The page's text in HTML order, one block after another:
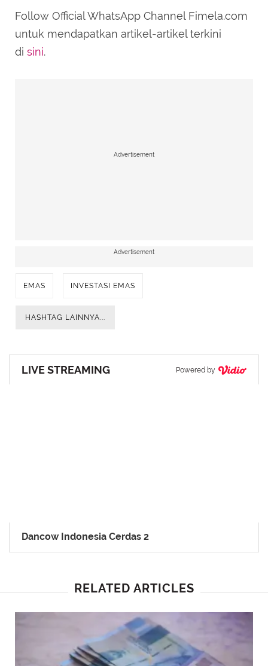
Follow Official WhatsApp Channel Fimela.com
untuk mendapatkan artikel-artikel terkini
di sini.
Advertisement
Advertisement
EMAS INVESTASI EMAS
HASHTAG LAINNYA...
LIVE STREAMING Powered by
Dancow Indonesia Cerdas 2
RELATED ARTICLES